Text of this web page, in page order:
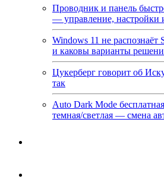
Проводник и панель
— управление, настройки
Windows 11 не распознаёт
и каковы варианты
Цукерберг говорит об
так
Auto Dark Mode
темная/светлая — смена